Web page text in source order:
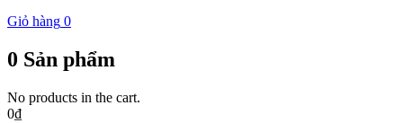
Giỏ hàng 0
0 Sản phẩm
No products in the cart.
0₫